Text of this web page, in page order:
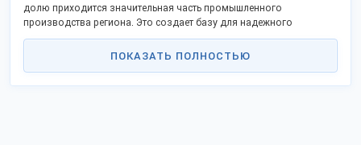
долю приходится значительная часть промышленного
производства региона. Это создает базу для надежного
снабжения рынка пиломатериалами, изделиями из древесины и
конструкциями. Оптовая закупка напрямую у производителей
ПОКАЗАТЬ ПОЛНОСТЬЮ